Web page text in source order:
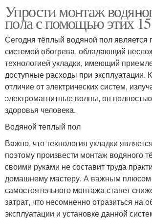
Упрости монтаж
пола с помощью этих 15
Сегодня тёплый водяной пол является
системой обогрева, обладающий
технологией укладки, имеющий
доступные расходы при эксплуатации.
отличие от электрических систем,
электромагнитные волны, он
здоровья человека.
Водяной теплый пол
Важно, что технология укладки
поэтому произвести монтаж водяного
своими руками не составит труда
домашнему мастеру. А важным плюсом
самостоятельного монтажа станет
затрат, что несомненно отразиться на
эксплуатации и установке данной